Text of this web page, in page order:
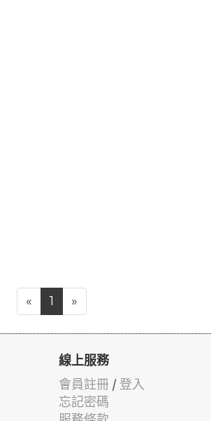
« 1 »
線上服務
會員註冊 / 登入
忘記密碼